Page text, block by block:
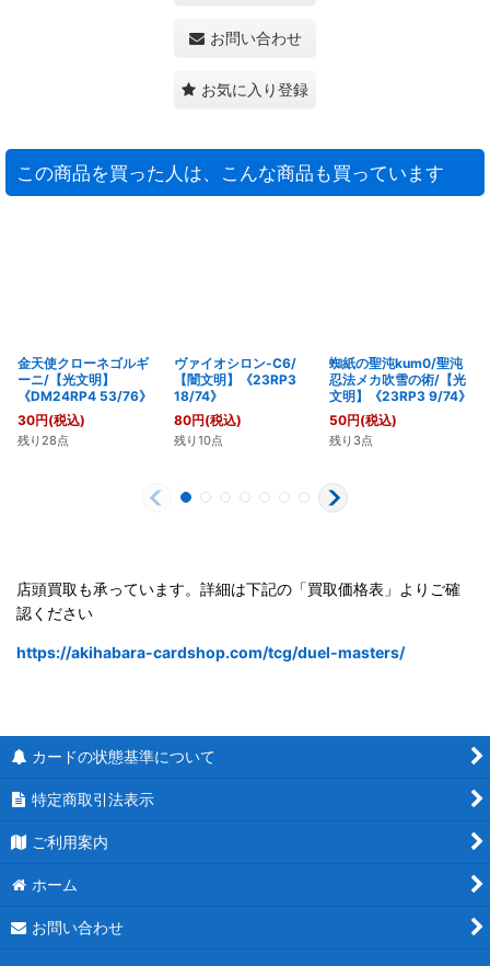
お問い合わせ
お気に入り登録
この商品を買った人は、こんな商品も買っています
金天使クローネゴルギ
ーニ/【光文明】
《DM24RP4 53/76》
30円(税込)
残り28点
ヴァイオシロン-C6/
【闇文明】《23RP3
18/74》
80円(税込)
残り10点
蜘紙の聖沌kum0/聖沌
忍法メカ吹雪の術/【光
文明】《23RP3 9/74》
50円(税込)
残り3点
店頭買取も承っています。詳細は下記の「買取価格表」よりご確
認ください
https://akihabara-cardshop.com/tcg/duel-masters/
カードの状態基準について
特定商取引法表示
ご利用案内
ホーム
お問い合わせ